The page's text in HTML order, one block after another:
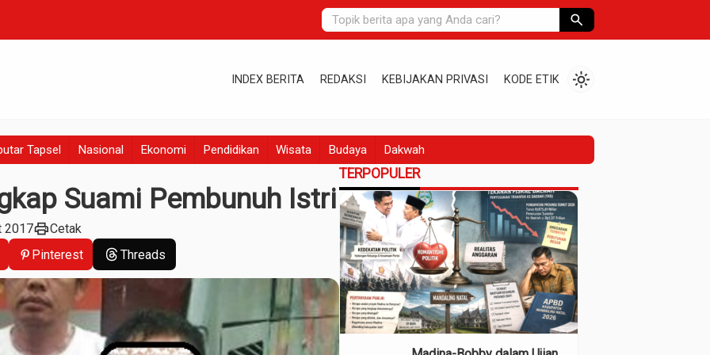
search
INDEX BERITA REDAKSI KEBIJAKAN PRIVASI KODE ETIK light_mode
Tapsel Nasional Ekonomi Pendidikan Wisata Budaya Dakwah
Suami Pembunuh Istri
2017printCetak
Pinterest Threads
TERPOPULER